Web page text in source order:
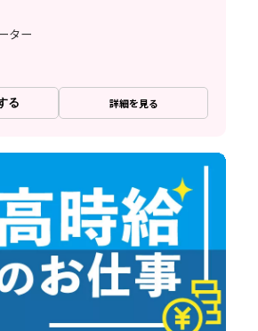
ター
る 詳細を見る